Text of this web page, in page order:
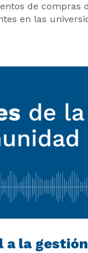
de compras
en las
a la